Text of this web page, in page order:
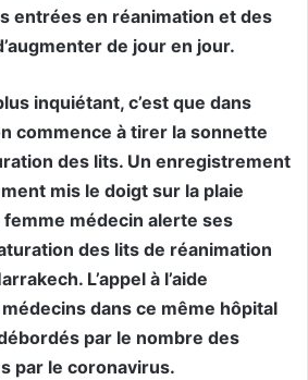
entrées en réanimation et des
de jour en jour.
inquiétant, c’est que dans
commence à tirer la sonnette
des lits. Un enregistrement
mis le doigt sur la plaie
femme médecin alerte ses
des lits de réanimation
L’appel à l’aide
médecins dans ce même hôpital
par le nombre des
par le coronavirus.